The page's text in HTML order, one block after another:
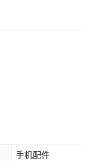
手机配件